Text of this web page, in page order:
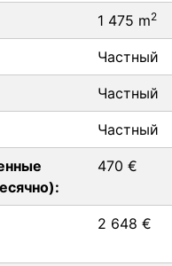
1 475 m2
Частный
Частный
Частный
470 €
2 648 €